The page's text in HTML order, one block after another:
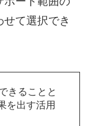
て選択でき
きることと
を出す活用